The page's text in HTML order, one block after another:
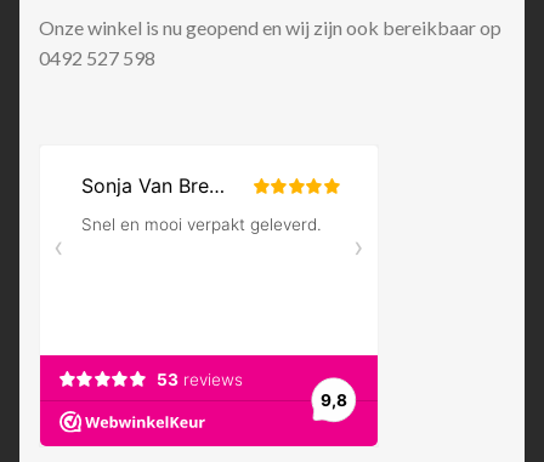
Onze winkel is nu geopend en wij zijn ook bereikbaar op
0492 527 598